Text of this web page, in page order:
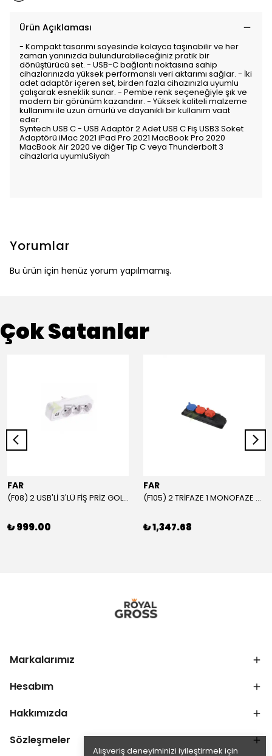
Alışveriş deneyiminizi iyileştirmek için
Ürün Açıklaması
- Kompakt tasarımı sayesinde kolayca taşınabilir ve her
zaman yanınızda bulundurabileceğiniz pratik bir
dönüştürücü set. - USB-C bağlantı noktasına sahip
cihazlarınızda yüksek performanslı veri aktarımı sağlar. - İki
adet adaptör içeren set, birden fazla cihazınızla uyumlu
çalışarak esneklik sunar. - Pembe renk seçeneğiyle şık ve
modern bir görünüm kazandırır. - Yüksek kaliteli malzeme
kullanımı ile uzun ömürlü ve dayanıklı bir kullanım vaat
eder.
Syntech USB C - USB Adaptör 2 Adet USB C Fiş USB3 Soket
Adaptörü iMac 2021 iPad Pro 2021 MacBook Pro 2020
MacBook Air 2020 ve diğer Tip C veya Thunderbolt 3
cihazlarla uyumluSiyah
Yorumlar
Bu ürün için henüz yorum yapılmamış.
Çok Satanlar
FAR
(F08) 2 USB'Lİ 3'LÜ FİŞ PRİZ GOLYAT
₺ 999.00
FAR
(F105) 2 TRİFAZE 1 MONOFAZE GRUP PRİZ
₺ 1,347.68
Markalarımız
Hesabım
Hakkımızda
Sözleşmeler